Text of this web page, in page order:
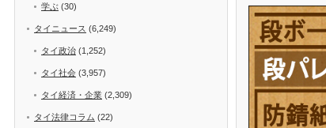
学ぶ (30)
タイニュース (6,249)
タイ政治 (1,252)
タイ社会 (3,957)
タイ経済・企業 (2,309)
タイ法律コラム (22)